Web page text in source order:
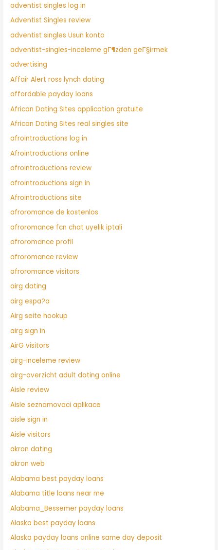
adventist singles log in
Adventist Singles review
adventist singles Usun konto
adventist-singles-inceleme gГ¶zden geГ§irmek
advertising
Affair Alert ross lynch dating
affordable payday loans
African Dating Sites application gratuite
African Dating Sites real singles site
afrointroductions log in
Afrointroductions online
afrointroductions review
afrointroductions sign in
Afrointroductions site
afroromance de kostenlos
afroromance fcn chat uyelik iptali
afroromance profil
afroromance review
afroromance visitors
airg dating
airg espa?a
Airg seite hookup
airg sign in
AirG visitors
airg-inceleme review
airg-overzicht adult dating online
Aisle review
Aisle seznamovaci aplikace
aisle sign in
Aisle visitors
akron dating
akron web
Alabama best payday loans
Alabama title loans near me
Alabama_Bessemer payday loans
Alaska best payday loans
Alaska payday loans online same day deposit